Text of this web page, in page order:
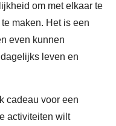
om met elkaar te
maken. Het is een
even kunnen
leven en
cadeau voor een
activiteiten wilt